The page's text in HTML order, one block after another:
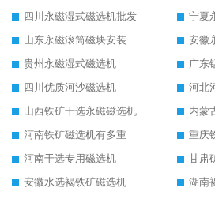
四川永磁湿式磁选机批发
宁夏
山东永磁滚筒磁块安装
安徽
贵州永磁湿式磁选机
广东
四川优质河沙磁选机
河北
山西铁矿干选永磁磁选机
内蒙
河南铁矿磁选机有多重
重庆
河南干选专用磁选机
安徽水选褐铁矿磁选机
湖南